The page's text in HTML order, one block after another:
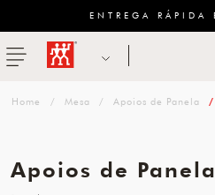
ENTREGA RÁPIDA
menu ZWILLING
Mesa Apoios de Panela
Apoios de Panela